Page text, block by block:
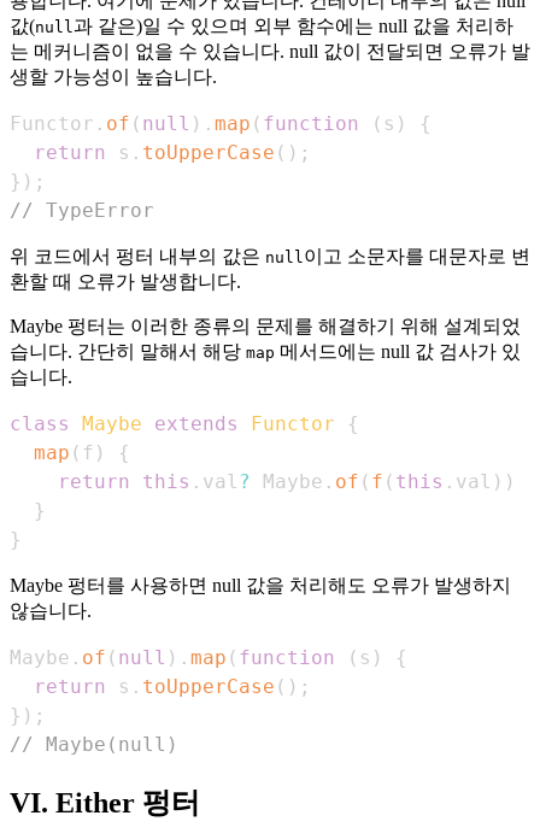
값(null 과 같은)일 수 있으며 외부 함수에는 null 값을 처리하
는 메커니즘이 없을 수 있습니다. null 값이 전달되면 오류가 발
생할 가능성이 높습니다.
Functor . of ( null ) . map ( function ( s )
{
return
s . toUpperCase ( ) ;
} ) ;
// TypeError
위 코드에서 펑터 내부의 값은 null 이고 소문자를 대문자로 변
환할 때 오류가 발생합니다.
Maybe 펑터는 이러한 종류의 문제를 해결하기 위해 설계되었
습니다. 간단히 말해서 해당 map 메서드에는 null 값 검사가 있
습니다.
class Maybe extends Functor
{
map ( f )
{
return
this . val ? Maybe . of ( f ( this . val ) )
}
}
Maybe 펑터를 사용하면 null 값을 처리해도 오류가 발생하지
않습니다.
Maybe . of ( null ) . map ( function ( s )
{
return
s . toUpperCase ( ) ;
} ) ;
// Maybe(null)
VI. Either 펑터